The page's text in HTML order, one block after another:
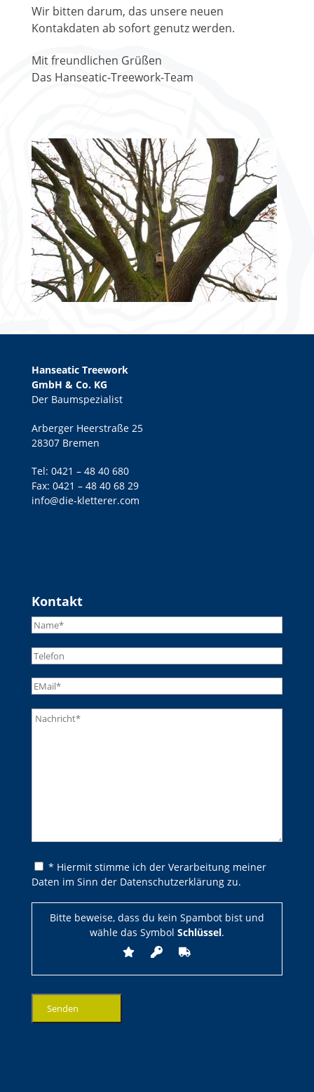
Wir bitten darum, das unsere neuen
Kontakdaten ab sofort genutz werden.
Mit freundlichen Grüßen
Das Hanseatic-Treework-Team
Hanseatic Treework
GmbH & Co. KG
Der Baumspezialist
Arberger Heerstraße 25
28307 Bremen
Tel: 0421 – 48 40 680
Fax: 0421 – 48 40 68 29
info@die-kletterer.com
Kontakt
Bitte lasse dieses Feld leer.
Bitte lasse dieses Feld leer.
* Hiermit stimme ich der Verarbeitung meiner
Daten im Sinn der Datenschutzerklärung zu.
Bitte beweise, dass du kein Spambot bist und
wähle das Symbol Schlüssel.